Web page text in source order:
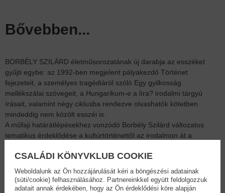
Bővebben...
BORBÉLY SZILÁRD életműsorozatának új darabja az esszéket
gyűjti egybe: az 1992-ben megjelent pályakezdő Történet
fejezeteit, a személyes tragédiáról szóló Egy gyilkosság
mellékszálai szövegeit, a Hungarikum-e a líra? irodalmi tárgyú
írásait, valamint négy ciklusba rendezve olvashatók kötetben
mindeddig nem közölt esszéi is.
A műfaji határátlépésekhez vonzódó Borbély Szilárd változatos
tematikus érdeklődése a kultúrtörténettől az irodalmon át a
mélyreható figyelem, amellyel tárgyait vizsgálja – az elfogulatlanul
gondolkodó ember szemlélete.
„Apám tudatosan nem tudott emlékezni arra a végzetes éjszakára,
CSALÁDI KÖNYVKLUB COOKIE
Weboldalunk az Ön hozzájárulását kéri a böngészési adatainak
(süti/cookie) felhasználásához. Partnereinkkel együtt feldolgozzuk
adatait annak érdekében, hogy az Ön érdeklődési köre alapján